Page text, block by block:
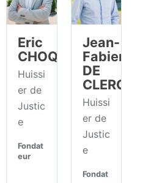
Eric
CHOQUET
Huissi
er de
Justic
e
Fondat
eur
Jean-
Fabien
DE
CLERCQ
Huissi
er de
Justic
e
Fondat